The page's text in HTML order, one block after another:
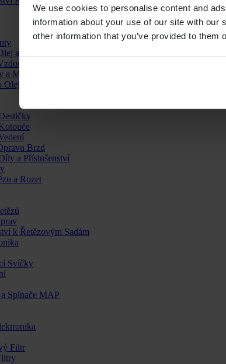
We use cookies to personalise content and
information about your use of our site with
other information that you’ve provided to
a Filtr)
Filtrů
a Maziva
Oleje, Kapaliny a Maziva
Brzd
a Příslušenství
a Rozet
k Řetězovým Sadám
Svíčky
Spínače MAP
Filtr